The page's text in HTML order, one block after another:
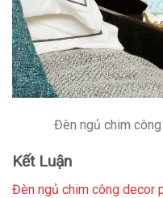
Đèn ngủ chim
Kết Luận
Đèn ngủ chim công decor